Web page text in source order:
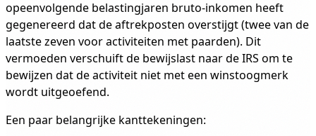
opeenvolgende belastingjaren bruto-inkomen heeft
gegenereerd dat de aftrekposten overstijgt (twee van de
laatste zeven voor activiteiten met paarden). Dit
vermoeden verschuift de bewijslast naar de IRS om te
bewijzen dat de activiteit niet met een winstoogmerk
wordt uitgeoefend.
Een paar belangrijke kanttekeningen: